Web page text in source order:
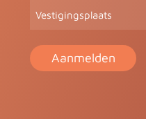
over
(Vereist)
Vestigingsplaats